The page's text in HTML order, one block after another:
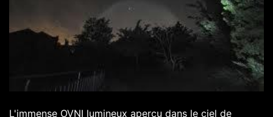
L'immense OVNI lumineux aperçu dans le ciel de